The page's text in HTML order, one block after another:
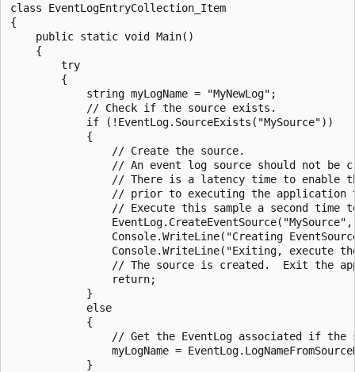
class EventLogEntryCollection_Item
{
    public static void Main()
    {
        try
        {
            string myLogName = "MyNewLog";
            // Check if the source exists.
            if (!EventLog.SourceExists("MySource"))
            {
                // Create the source.
// An event log source should not be
// There is a latency time to enable
// prior to executing the application
// Execute this sample a second time
Console.WriteLine("Creating
Console.WriteLine("Exiting, execute
// The source is created.  Exit the
                return;
            }
            else
            {
// Get the EventLog associated if the
myLogName =
            }